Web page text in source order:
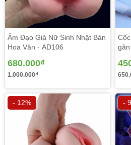
Âm Đạo Giả Nữ Sinh Nhật Bản
Hoa Văn - AD106
680.000₫
1.000.000₫
- 12% -